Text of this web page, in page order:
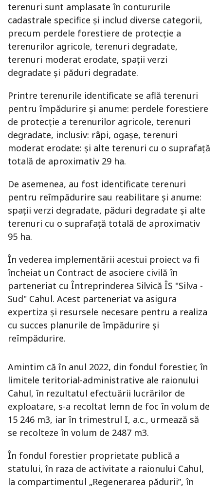
terenuri sunt amplasate în contururile
cadastrale specifice și includ diverse categorii,
precum perdele forestiere de protecție a
terenurilor agricole, terenuri degradate,
terenuri moderat erodate, spații verzi
degradate și păduri degradate.
Printre terenurile identificate se află terenuri
pentru împădurire și anume: perdele forestiere
de protecție a terenurilor agricole, terenuri
degradate, inclusiv: râpi, ogașe, terenuri
moderat erodate: și alte terenuri cu o suprafață
totală de aproximativ 29 ha.
De asemenea, au fost identificate terenuri
pentru reîmpădurire sau reabilitare și anume:
spații verzi degradate, păduri degradate și alte
terenuri cu o suprafață totală de aproximativ
95 ha.
În vederea implementării acestui proiect va fi
încheiat un Contract de asociere civilă în
parteneriat cu Întreprinderea Silvică ÎS "Silva -
Sud" Cahul. Acest parteneriat va asigura
expertiza și resursele necesare pentru a realiza
cu succes planurile de împădurire și
reîmpădurire.
Amintim că în anul 2022, din fondul forestier, în
limitele teritorial-administrative ale raionului
Cahul, în rezultatul efectuării lucrărilor de
exploatare, s-a recoltat lemn de foc în volum de
15 246 m3, iar în trimestrul I, a.c., urmează să
se recolteze în volum de 2487 m3.
În fondul forestier proprietate publică a
statului, în raza de activitate a raionului Cahul,
la compartimentul „Regenerarea pădurii”, în